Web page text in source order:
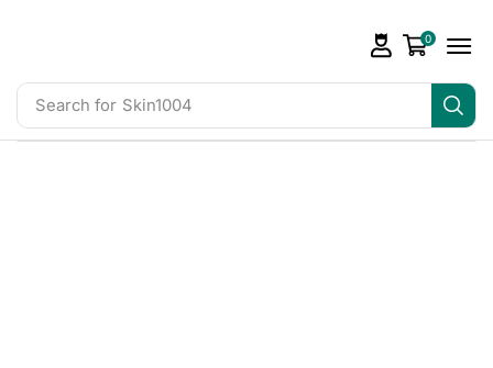
Search for Skin1004
0